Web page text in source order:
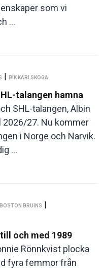
som vi
...
| BIK KARLSKOGA
talangen hamna
SHL-talangen, Albin
2026/27. Nu kommer
i Norge och Narvik.
...
BOSTON BRUINS |
och med 1989
Rönnkvist plocka
fyra femmor från